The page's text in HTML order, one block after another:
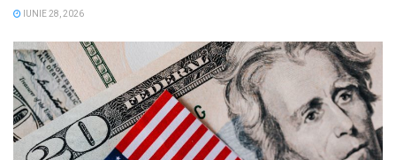
IUNIE 28, 2026